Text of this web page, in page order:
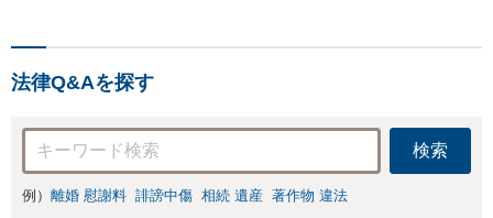
法律Q&Aを探す
検索
例） 離婚 慰謝料 誹謗中傷 相続 遺産 著作物 違法